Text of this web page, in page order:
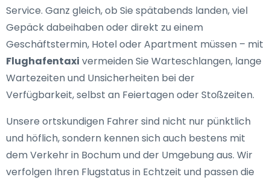
Service. Ganz gleich, ob Sie spätabends landen, viel
Gepäck dabeihaben oder direkt zu einem
Geschäftstermin, Hotel oder Apartment müssen – mit
Flughafentaxi vermeiden Sie Warteschlangen, lange
Wartezeiten und Unsicherheiten bei der
Verfügbarkeit, selbst an Feiertagen oder Stoßzeiten.
Unsere ortskundigen Fahrer sind nicht nur pünktlich
und höflich, sondern kennen sich auch bestens mit
dem Verkehr in Bochum und der Umgebung aus. Wir
verfolgen Ihren Flugstatus in Echtzeit und passen die